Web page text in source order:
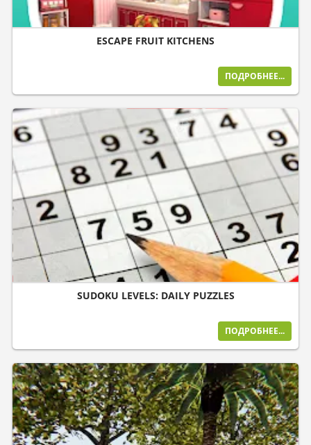
ESCAPE FRUIT KITCHENS
ПОДРОБНЕЕ...
SUDOKU LEVELS: DAILY PUZZLES
ПОДРОБНЕЕ...